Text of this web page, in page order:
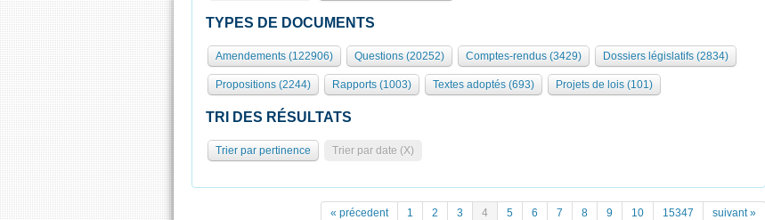
TYPES DE DOCUMENTS
Amendements (122906) Questions (20252) Comptes-rendus (3429) Dossiers législatifs (2834)
Propositions (2244) Rapports (1003) Textes adoptés (693) Projets de lois (101)
TRI DES RÉSULTATS
Trier par pertinence Trier par date (X)
« précedent 1 2 3 4 5 6 7 8 9 10 15347 suivant »